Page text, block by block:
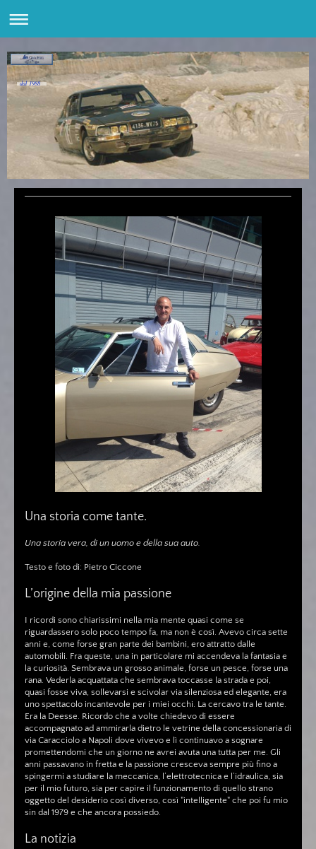
dal 1988
Una storia come tante.
Una storia vera, di un uomo e della sua auto.
Testo e foto di: Pietro Ciccone
L’origine della mia passione
I ricordi sono chiarissimi nella mia mente quasi come se
riguardassero solo poco tempo fa, ma non è così. Avevo circa sette
anni e, come forse gran parte dei bambini, ero attratto dalle
automobili. Fra queste, una in particolare mi accendeva la fantasia e
la curiosità. Sembrava un grosso animale, forse un pesce, forse una
rana. Vederla acquattata che sembrava toccasse la strada e poi,
quasi fosse viva, sollevarsi e scivolar via silenziosa ed elegante, era
uno spettacolo incantevole per i miei occhi. La cercavo tra le tante.
Era la Deesse. Ricordo che a volte chiedevo di essere
accompagnato ad ammirarla dietro le vetrine della concessionaria di
via Caracciolo a Napoli dove vivevo e lì continuavo a sognare
promettendomi che un giorno ne avrei avuta una tutta per me. Gli
anni passavano in fretta e la passione cresceva sempre più fino a
spingermi a studiare la meccanica, l’elettrotecnica e l’idraulica, sia
per il mio futuro, sia per capire il funzionamento di quello strano
oggetto del desiderio così diverso, così "intelligente" che poi fu mio
sin dal 1979 e che ancora possiedo.
La notizia